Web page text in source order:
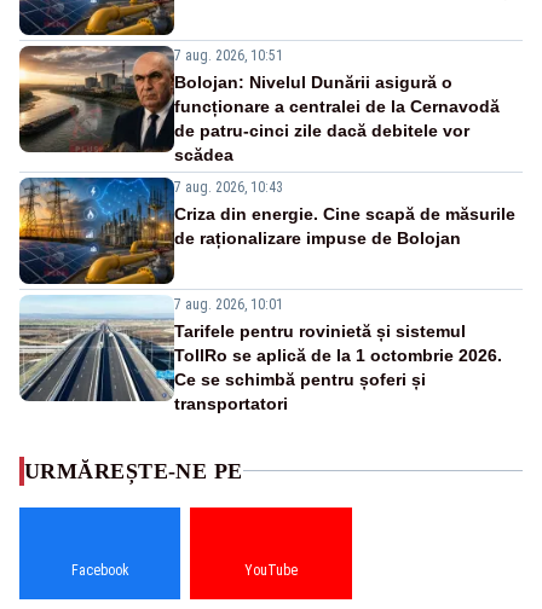
7 aug. 2026, 10:51
Bolojan: Nivelul Dunării asigură o
funcționare a centralei de la Cernavodă
de patru-cinci zile dacă debitele vor
scădea
7 aug. 2026, 10:43
Criza din energie. Cine scapă de măsurile
de raționalizare impuse de Bolojan
7 aug. 2026, 10:01
Tarifele pentru rovinietă și sistemul
TollRo se aplică de la 1 octombrie 2026.
Ce se schimbă pentru șoferi și
transportatori
URMĂREȘTE-NE PE
Facebook YouTube